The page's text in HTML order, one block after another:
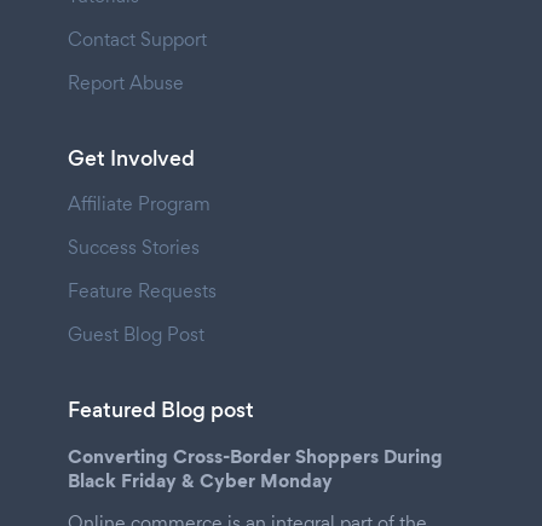
Contact Support
Report Abuse
Get Involved
Affiliate Program
Success Stories
Feature Requests
Guest Blog Post
Featured Blog post
Converting Cross-Border Shoppers During
Black Friday & Cyber Monday